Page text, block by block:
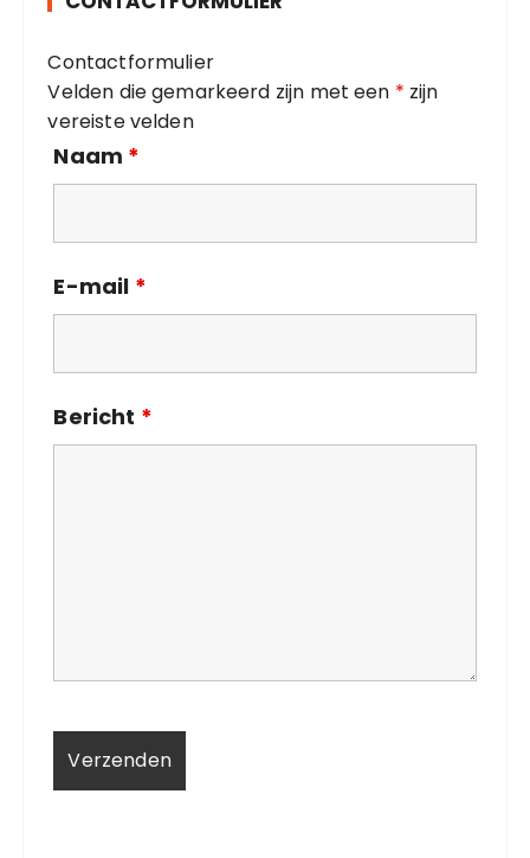
r
e
ë
n
Contactformulier
Velden die gemarkeerd zijn met een * zijn
vereiste velden
Naam *
E-mail *
Bericht *